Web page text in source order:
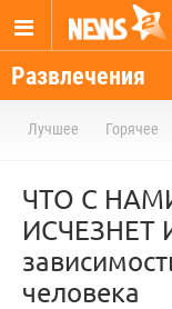
Развлечения
Лучшее Горячее
ЧТО С
ИСЧЕЗНЕТ
человека